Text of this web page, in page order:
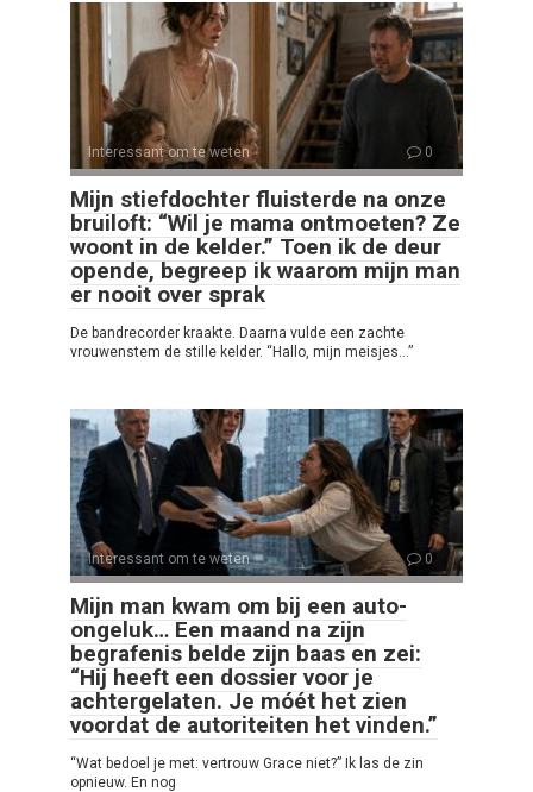
Interessant om te weten 0
Mijn stiefdochter fluisterde na onze
bruiloft: “Wil je mama ontmoeten? Ze
woont in de kelder.” Toen ik de deur
opende, begreep ik waarom mijn man
er nooit over sprak
De bandrecorder kraakte. Daarna vulde een zachte
vrouwenstem de stille kelder. “Hallo, mijn meisjes…”
Interessant om te weten 0
Mijn man kwam om bij een auto-
ongeluk… Een maand na zijn
begrafenis belde zijn baas en zei:
“Hij heeft een dossier voor je
achtergelaten. Je móét het zien
voordat de autoriteiten het vinden.”
“Wat bedoel je met: vertrouw Grace niet?” Ik las de zin
opnieuw. En nog